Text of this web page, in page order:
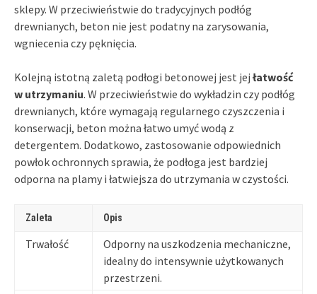
sklepy. W przeciwieństwie do tradycyjnych podłóg
drewnianych, beton nie jest podatny na zarysowania,
wgniecenia czy pęknięcia.
Kolejną istotną zaletą podłogi betonowej jest jej łatwość
w utrzymaniu. W przeciwieństwie do wykładzin czy podłóg
drewnianych, które wymagają regularnego czyszczenia i
konserwacji, beton można łatwo umyć wodą z
detergentem. Dodatkowo, zastosowanie odpowiednich
powłok ochronnych sprawia, że podłoga jest bardziej
odporna na plamy i łatwiejsza do utrzymania w czystości.
Zaleta Opis
Trwałość
Odporny na uszkodzenia mechaniczne,
idealny do intensywnie użytkowanych
przestrzeni.